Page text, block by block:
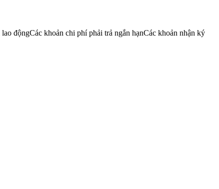
độngCác khoản chi phí phải trả ngắn hạnCác khoản nhận ký